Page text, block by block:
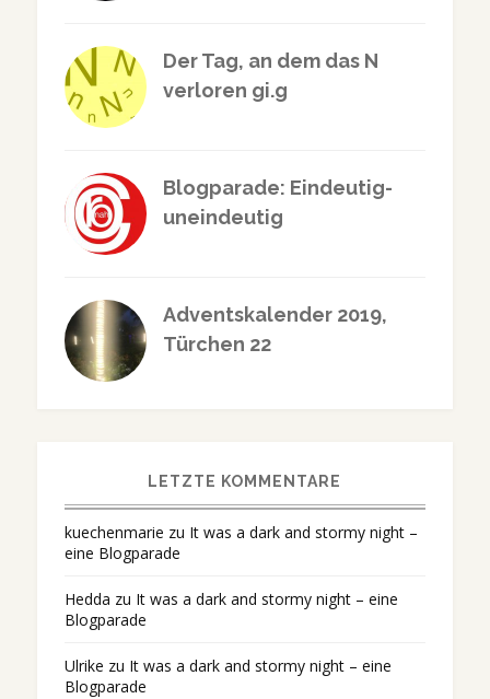
Der Tag, an dem das N
verloren gi.g
Blogparade: Eindeutig-
uneindeutig
Adventskalender 2019,
Türchen 22
LETZTE KOMMENTARE
kuechenmarie zu It was a dark and stormy night –
eine Blogparade
Hedda zu It was a dark and stormy night – eine
Blogparade
Ulrike zu It was a dark and stormy night – eine
Blogparade